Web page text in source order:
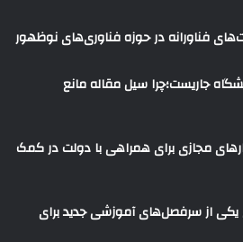
فناورانه در حوزه فناوری‌های نوظهور
جاریست؛چرا سیل مقاله مانع
مجازی برای همراهی با دولت در کمک
از سرفصل‌های آموزشی جدید برای